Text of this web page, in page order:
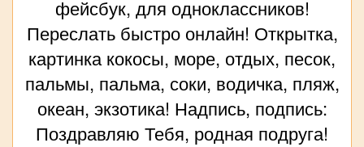
фейсбук, для одноклассников!
Переслать быстро онлайн! Открытка,
картинка кокосы, море, отдых, песок,
пальмы, пальма, соки, водичка, пляж,
океан, экзотика! Надпись, подпись:
Поздравляю Тебя, родная подруга!